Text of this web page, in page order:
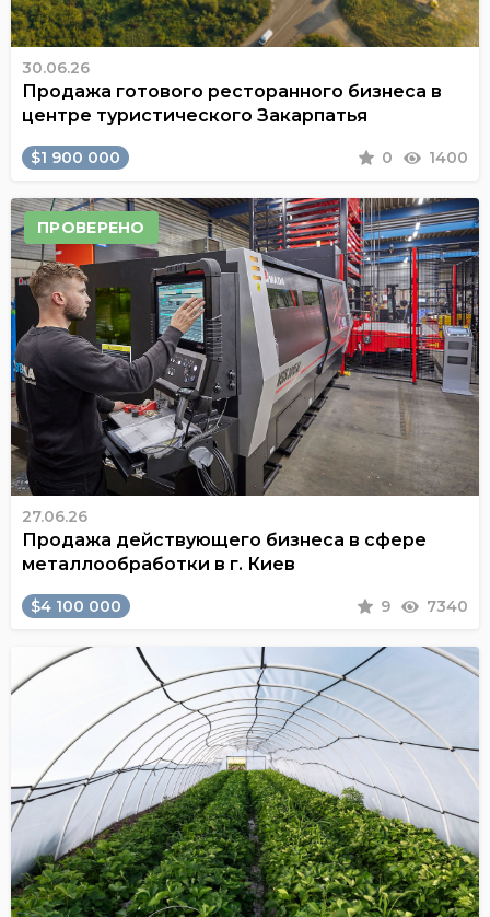
30.06.26
Продажа готового ресторанного бизнеса в
центре туристического Закарпатья
$1 900 000 0 1400
ПРОВЕРЕНО
27.06.26
Продажа действующего бизнеса в сфере
металлообработки в г. Киев
$4 100 000 9 7340